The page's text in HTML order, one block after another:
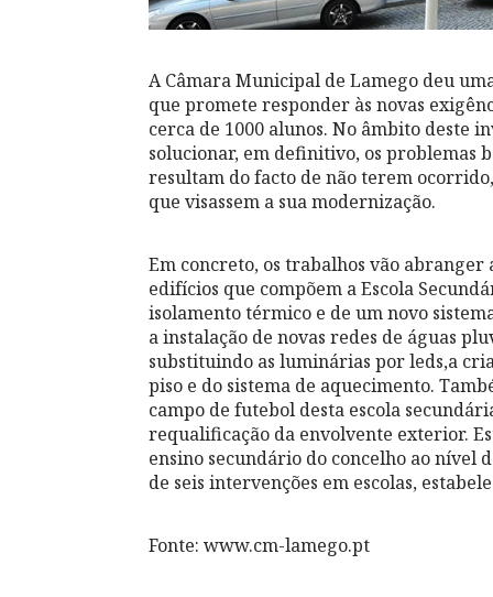
A Câmara Municipal de Lamego deu
que promete responder às novas
cerca de 1000 alunos. No âmbito deste
solucionar, em definitivo, os problemas
resultam do facto de não terem
que visassem a sua modernização.
Em concreto, os trabalhos vão
edifícios que compõem a Escola
isolamento térmico e de um novo
a instalação de novas redes de águas
substituindo as luminárias por leds,a
piso e do sistema de aquecimento.
campo de futebol desta escola
requalificação da envolvente exterior.
ensino secundário do concelho ao nível
de seis intervenções em escolas,
Fonte: www.cm-lamego.pt